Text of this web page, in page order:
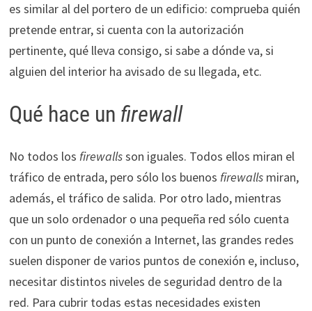
es similar al del portero de un edificio: comprueba quién
pretende entrar, si cuenta con la autorización
pertinente, qué lleva consigo, si sabe a dónde va, si
alguien del interior ha avisado de su llegada, etc.
Qué hace un firewall
No todos los firewallsson iguales. Todos ellos miran el
tráfico de entrada, pero sólo los buenos firewallsmiran,
además, el tráfico de salida. Por otro lado, mientras
que un solo ordenador o una pequeña red sólo cuenta
con un punto de conexión a Internet, las grandes redes
suelen disponer de varios puntos de conexión e, incluso,
necesitar distintos niveles de seguridad dentro de la
red. Para cubrir todas estas necesidades existen